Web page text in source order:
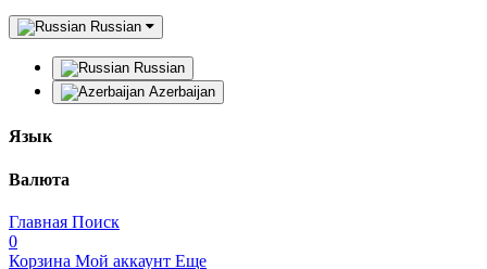
Russian
Russian
Azerbaijan
Язык
Валюта
Главная Поиск
0
Корзина Мой аккаунт Еще